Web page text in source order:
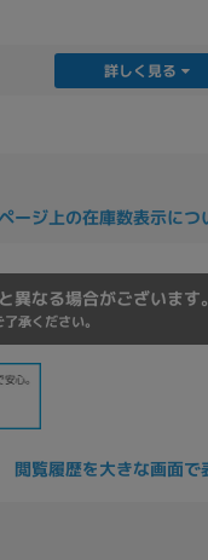
詳しく見る
ージ上の在庫数表示につ
なる場合がございます。
承ください。
閲覧履歴を大きな画面で